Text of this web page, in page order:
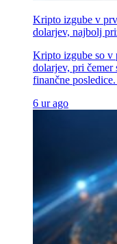
Kripto izgube v
dolarjev, najbolj
Kripto izgube so v
dolarjev, pri čemer
finančne
6 ur ago